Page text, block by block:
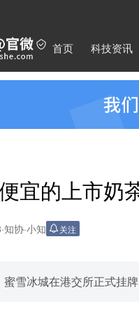
首页 科技资讯
宜的上市奶
·知协·小知 关注
雪冰城在港交所正式挂